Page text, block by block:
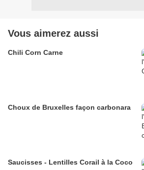
Vous aimerez aussi
Chili Corn Carne
Choux de Bruxelles façon carbonara
Saucisses - Lentilles Corail à la Coco